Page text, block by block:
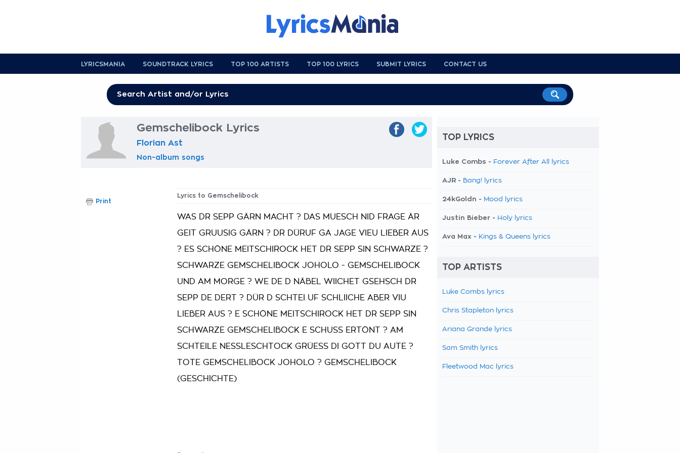
LYRICSMANIA SOUNDTRACK LYRICS TOP 100 ARTISTS TOP 100 LYRICS SUBMIT LYRICS CONTACT US
Gemschelibock Lyrics
Florian Ast
Non-album songs
Lyrics to Gemschelibock
WAS DR SEPP GÄRN MACHT ? DAS MUESCH NID FRAGE ÄR
GEIT GRUUSIG GÄRN ? DR DÜRUF GA JAGE VIEU LIEBER AUS
? ES SCHÖNE MEITSCHIROCK HET DR SEPP SIN SCHWARZE ?
SCHWARZE GEMSCHELIBOCK JOHOLO - GEMSCHELIBOCK
UND AM MORGE ? WE DE D NÄBEL WIICHET GSEHSCH DR
SEPP DE DERT ? DÜR D SCHTEI UF SCHLIICHE ABER VIU
LIEBER AUS ? E SCHÖNE MEITSCHIROCK HET DR SEPP SIN
SCHWARZE GEMSCHELIBOCK E SCHUSS ERTÖNT ? AM
SCHTEILE NESSLESCHTOCK GRÜESS DI GOTT DU AUTE ?
TOTE GEMSCHELIBOCK JOHOLO ? GEMSCHELIBOCK
(GESCHICHTE)
Print
TOP LYRICS
Luke Combs - Forever After All lyrics
AJR - Bang! lyrics
24kGoldn - Mood lyrics
Justin Bieber - Holy lyrics
Ava Max - Kings & Queens lyrics
TOP ARTISTS
Luke Combs lyrics
Chris Stapleton lyrics
Ariana Grande lyrics
Sam Smith lyrics
Fleetwood Mac lyrics